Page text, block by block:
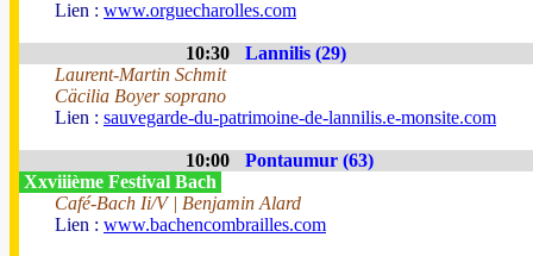
Lien : www.orguecharolles.com
10:30
Lannilis (29)
Laurent-Martin Schmit
Cäcilia Boyer soprano
Lien : sauvegarde-du-patrimoine-de-lannilis.e-monsite.com
10:00
Pontaumur (63)
Xxviiième Festival Bach
Café-Bach Ii/V | Benjamin Alard
Lien : www.bachencombrailles.com